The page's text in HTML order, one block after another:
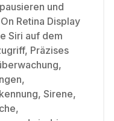
und
Retina Display
Siri auf dem
Präzises
Sirene,